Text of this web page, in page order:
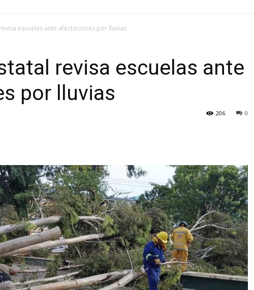
escuelas ante afectaciones por lluvias
revisa escuelas ante
por lluvias
0
206